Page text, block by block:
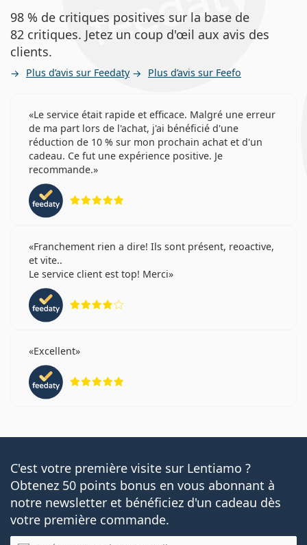
98 % de critiques positives sur la base de
82 critiques. Jetez un coup d'œil aux avis des
clients.
Plus d’avis sur Feedaty Plus d’avis sur Feefo
Le service était rapide et efficace. Malgré une erreur
de ma part lors de l'achat, j'ai bénéficié d'une
réduction de 10 % sur mon prochain achat et d'un
cadeau. Ce fut une expérience positive. Je
recommande.
Franchement rien a dire! Ils sont présent, reoactive,
et vite..
Le service client est top! Merci
Excellent
C'est votre première visite sur Lentiamo ?
Obtenez 50 points bonus en vous abonnant à
notre newsletter et bénéficiez d'un cadeau dès
votre première commande.